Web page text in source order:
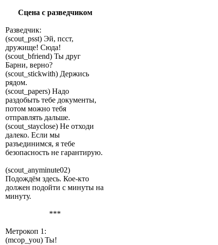
Сцена с разведчиком
Разведчик:
(scout_psst) Эй, псст,
дружище! Сюда!
(scout_bfriend) Ты друг
Барни, верно?
(scout_stickwith) Держись
рядом.
(scout_papers) Надо
раздобыть тебе документы,
потом можно тебя
отправлять дальше.
(scout_stayclose) Не отходи
далеко. Если мы
разъединимся, я тебе
безопасность не гарантирую.
(scout_anyminute02)
Подождём здесь. Кое-кто
должен подойти с минуты на
минуту.
***
Метрокоп 1:
(mcop_you) Ты!